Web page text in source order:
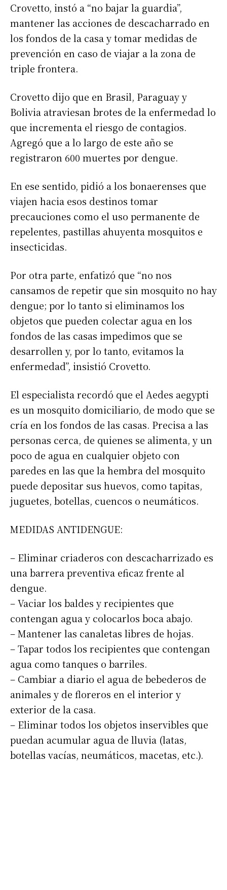
Suscribirme gratis
Dirección de correo electrónico*
Nombre
Número de teléfono
Crovetto, instó a “no bajar la guardia”,
mantener las acciones de descacharrado en
los fondos de la casa y tomar medidas de
prevención en caso de viajar a la zona de
triple frontera.
Crovetto dijo que en Brasil, Paraguay y
Bolivia atraviesan brotes de la enfermedad lo
que incrementa el riesgo de contagios.
Agregó que a lo largo de este año se
registraron 600 muertes por dengue.
En ese sentido, pidió a los bonaerenses que
viajen hacia esos destinos tomar
precauciones como el uso permanente de
repelentes, pastillas ahuyenta mosquitos e
insecticidas.
Por otra parte, enfatizó que “no nos
cansamos de repetir que sin mosquito no hay
dengue; por lo tanto si eliminamos los
objetos que pueden colectar agua en los
fondos de las casas impedimos que se
desarrollen y, por lo tanto, evitamos la
enfermedad”, insistió Crovetto.
El especialista recordó que el Aedes aegypti
es un mosquito domiciliario, de modo que se
cría en los fondos de las casas. Precisa a las
personas cerca, de quienes se alimenta, y un
poco de agua en cualquier objeto con
paredes en las que la hembra del mosquito
puede depositar sus huevos, como tapitas,
juguetes, botellas, cuencos o neumáticos.
MEDIDAS ANTIDENGUE:
– Eliminar criaderos con descacharrizado es
una barrera preventiva eficaz frente al
dengue.
– Vaciar los baldes y recipientes que
contengan agua y colocarlos boca abajo.
– Mantener las canaletas libres de hojas.
– Tapar todos los recipientes que contengan
agua como tanques o barriles.
– Cambiar a diario el agua de bebederos de
animales y de floreros en el interior y
exterior de la casa.
– Eliminar todos los objetos inservibles que
puedan acumular agua de lluvia (latas,
botellas vacías, neumáticos, macetas, etc.).